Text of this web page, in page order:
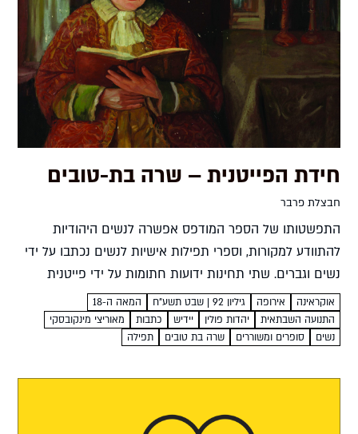
חידת הפייטנית – שרה בת-טובים
חבצלת פרבר
התפשטותו של הספר המודפס אפשרה לנשים היהודיות
להתוודע למקורות, וספרי תפילות אישיות לנשים נכתבו על ידי
נשים וגברים. שתי תחינות ידועות חתומות על ידי פייטנית
מסתורית בשם שרה בת-טובים חבצלת פרבר מסך מסתורין
אופף את...
אוקראינה אירופה גיליון 92 | שבט תשע"ח
המאה ה-18
התנועה השבתאית
יהדות פולין יידיש כתבות
מאוריצי מינקובסקי
נשים
סופרים ומשוררים שרה בת טובים תפילה